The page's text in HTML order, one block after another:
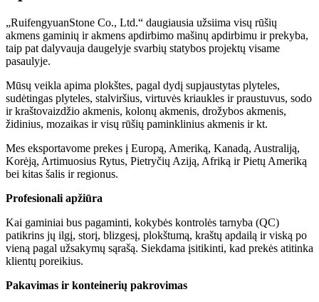
„RuifengyuanStone Co., Ltd.“ daugiausia užsiima visų rūšių
akmens gaminių ir akmens apdirbimo mašinų apdirbimu ir prekyba,
taip pat dalyvauja daugelyje svarbių statybos projektų visame
pasaulyje.
Mūsų veikla apima plokštes, pagal dydį supjaustytas plyteles,
sudėtingas plyteles, stalviršius, virtuvės kriaukles ir praustuvus, sodo
ir kraštovaizdžio akmenis, kolonų akmenis, drožybos akmenis,
židinius, mozaikas ir visų rūšių paminklinius akmenis ir kt.
Mes eksportavome prekes į Europą, Ameriką, Kanadą, Australiją,
Korėją, Artimuosius Rytus, Pietryčių Aziją, Afriką ir Pietų Ameriką
bei kitas šalis ir regionus.
Profesionali apžiūra
Kai gaminiai bus pagaminti, kokybės kontrolės tarnyba (QC)
patikrins jų ilgį, storį, blizgesį, plokštumą, kraštų apdailą ir viską po
vieną pagal užsakymų sąrašą. Siekdama įsitikinti, kad prekės atitinka
klientų poreikius.
Pakavimas ir konteinerių pakrovimas